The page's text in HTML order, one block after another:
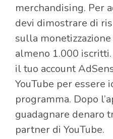
merchandising. Per
devi dimostrare di
sulla
almeno 1.000
il tuo account
YouTube per essere
programma. Dopo
guadagnare denaro
partner di YouTube.